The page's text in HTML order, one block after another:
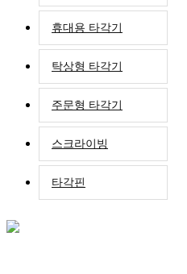
휴대용 타각기
탁상형 타각기
주문형 타각기
스크라이빙
타각핀